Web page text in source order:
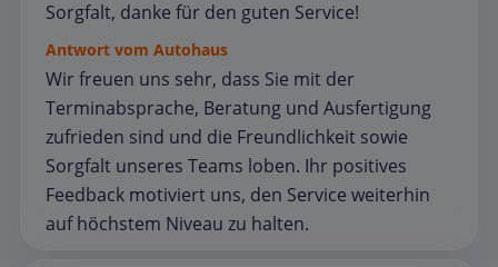
Sorgfalt, danke für den guten Service!
Antwort vom Autohaus
Wir freuen uns sehr, dass Sie mit der
Terminabsprache, Beratung und Ausfertigung
zufrieden sind und die Freundlichkeit sowie
Sorgfalt unseres Teams loben. Ihr positives
Feedback motiviert uns, den Service weiterhin
auf höchstem Niveau zu halten.